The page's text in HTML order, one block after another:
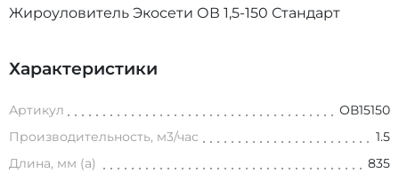
Жироуловитель Экосети ОВ 1,5-150 Стандарт
Характеристики
Артикул
ОВ15150
Производительность, м3/час
1.5
Длина, мм (а)
835